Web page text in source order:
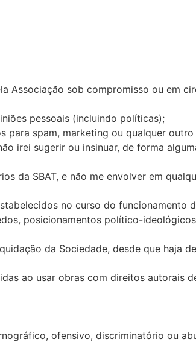
Associação sob compromisso ou em
pessoais (incluindo políticas);
para spam, marketing ou qualquer
irei sugerir ou insinuar, de forma
da SBAT, e não me envolver em
no curso do funcionamento
posicionamentos político-
da Sociedade, desde que haja
ao usar obras com direitos autorais
ofensivo, discriminatório ou